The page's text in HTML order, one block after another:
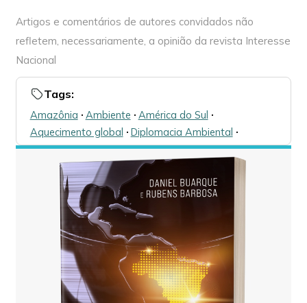
Artigos e comentários de autores convidados não
refletem, necessariamente, a opinião da revista Interesse
Nacional
Tags:
Amazônia 🞌 Ambiente 🞌 América do Sul 🞌
Aquecimento global 🞌 Diplomacia Ambiental 🞌